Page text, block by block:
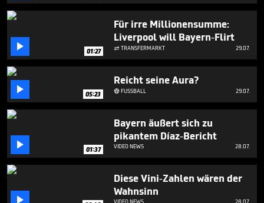
 01:27
Für irre Millionensumme:
Liverpool will Bayern-Flirt
 TRANSFERMARKT 29.07.
 05:23
Reicht seine Aura?
FUSSBALL 29.07.
 01:37
Bayern äußert sich zu
pikantem Díaz-Bericht
VIDEO NEWS 28.07.

Diese Vini-Zahlen wären der
Wahnsinn